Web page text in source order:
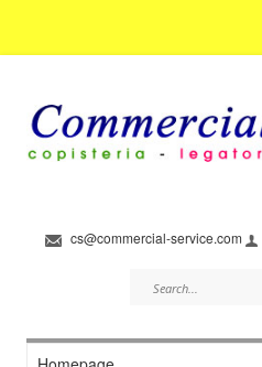
cs@commercial-service.com